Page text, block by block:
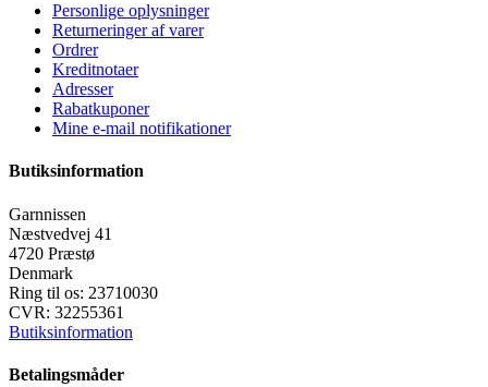
Personlige oplysninger
Returneringer af varer
Ordrer
Kreditnotaer
Adresser
Rabatkuponer
Mine e-mail notifikationer
Butiksinformation
Garnnissen
Næstvedvej 41
4720 Præstø
Denmark
Ring til os: 23710030
CVR: 32255361
Butiksinformation
Betalingsmåder